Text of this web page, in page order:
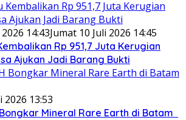
14:43Jumat 10 Juli 2026 14:45
Rp 951,7 Juta Kerugian
Ajukan Jadi Barang Bukti
2026 13:53
Mineral Rare Earth di Batam